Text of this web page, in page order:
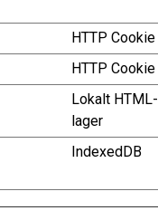
HTTP Cookie
HTTP Cookie
Lokalt HTML-
lager
IndexedDB